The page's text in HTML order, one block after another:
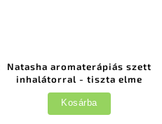
Natasha aromaterápiás szett
inhalátorral - tiszta elme
Kosárba